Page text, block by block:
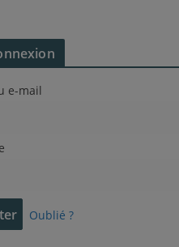
e-mail
Oublié ?